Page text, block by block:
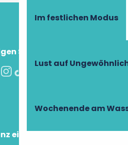
Im festlichen Modus
Lust auf
Wochenende am
Sie uns!
einfach an!